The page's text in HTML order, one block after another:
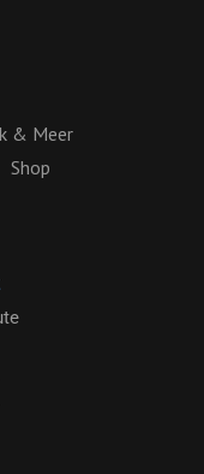
& Meer
Shop